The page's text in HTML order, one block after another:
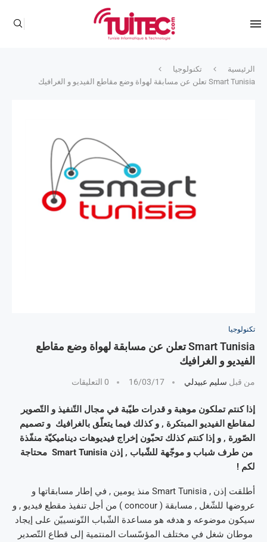
الرئيسية
تكنولوجيا
Smart Tunisia تعلن عن مسابقة لهواة وضع مقاطع الفيديو و الغرافيك
تكنولوجيا
Smart Tunisia تعلن عن مسابقة لهواة وضع مقاطع
الفيديو و الغرافيك
من قبل سليم عبيدلي 16/03/17 0 التعليقات
إذا كنتم تملكون موهبة و قدرات طيّبة في مجال التّنفيذ و التّصوير
لمقاطع الفيديو المبتكرة , و كذلك فيما يتعلّق بالغرافيك و تصميم
الصّورة , و إذا كنتم كذلك تحبّون إخراج فيديوهات ديناميكيّة منفّذة
من طرف شباب و موجّهة للشّباب , إذن Smart Tunisia محتاجة
لكم !
أطلقت إذن , Smart Tunisia منذ يومين , في إطار مسابقاتها و
عروضها للشّغل , مسابقة ( concour ) من أجل تنفيذ مقطع فيديو , و
سيكون موضوعه و هدفه هو مساعدة الشّباب التّونسييّن على إيجاد
موطان شغل في مختلف المؤسّسات المنتمية إلى قطاع التّصدير